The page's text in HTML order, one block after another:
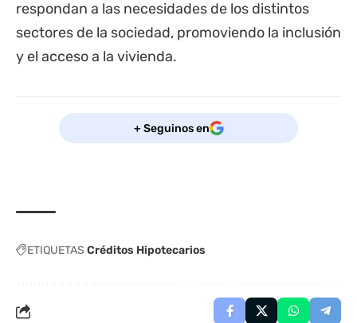
respondan a las necesidades de los distintos
sectores de la sociedad, promoviendo la inclusión
y el acceso a la vivienda.
+ Seguinos en
ETIQUETAS Créditos Hipotecarios